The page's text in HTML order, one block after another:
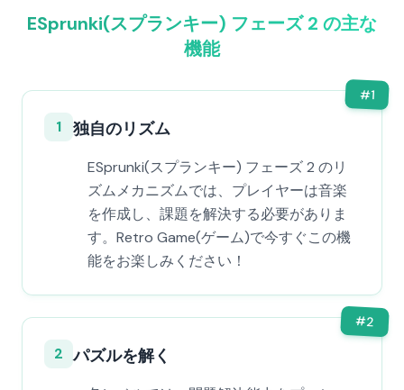
ESprunki(スプランキー) フェーズ 2 の主な
機能
#1
1 独自のリズム
ESprunki(スプランキー) フェーズ 2 のリ
ズムメカニズムでは、プレイヤーは音楽
を作成し、課題を解決する必要がありま
す。Retro Game(ゲーム)で今すぐこの機
能をお楽しみください！
#2
2 パズルを解く